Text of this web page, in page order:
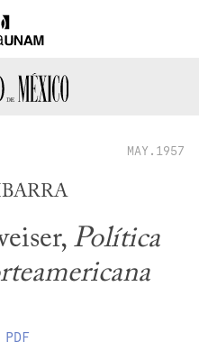
MAY.1957
Política
PDF